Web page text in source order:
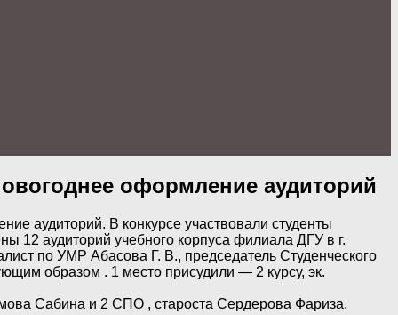
оформление аудиторий
аудиторий. В конкурсе участвовали студенты
12 аудиторий учебного корпуса филиала ДГУ в г.
по УМР Абасова Г. В., председатель Студенческого
образом . 1 место присудили — 2 курсу, эк.
Сабина и 2 СПО , староста Сердерова Фариза.